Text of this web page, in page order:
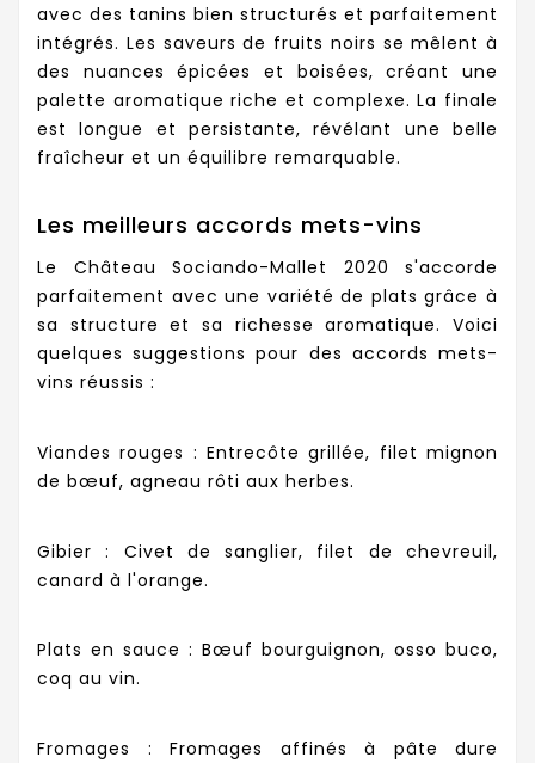
avec des tanins bien structurés et parfaitement
intégrés. Les saveurs de fruits noirs se mêlent à
des nuances épicées et boisées, créant une
palette aromatique riche et complexe. La finale
est longue et persistante, révélant une belle
fraîcheur et un équilibre remarquable.
Les meilleurs accords mets-vins
Le Château Sociando-Mallet 2020 s'accorde
parfaitement avec une variété de plats grâce à
sa structure et sa richesse aromatique. Voici
quelques suggestions pour des accords mets-
vins réussis :
Viandes rouges : Entrecôte grillée, filet mignon
de bœuf, agneau rôti aux herbes.
Gibier : Civet de sanglier, filet de chevreuil,
canard à l'orange.
Plats en sauce : Bœuf bourguignon, osso buco,
coq au vin.
Fromages : Fromages affinés à pâte dure